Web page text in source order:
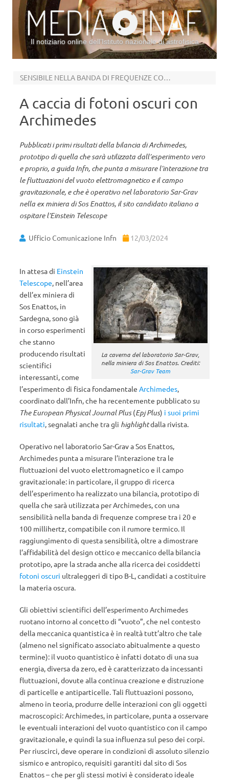
Il notiziario online dell’Istituto nazionale di astrofisica
SENSIBILE NELLA BANDA DI FREQUENZE COMPRESE TRA I 20 E 100 MILLIHERTZ
A caccia di fotoni oscuri con
Archimedes
Pubblicati i primi risultati della bilancia di Archimedes,
prototipo di quella che sarà utilizzata dall’esperimento vero
e proprio, a guida Infn, che punta a misurare l’interazione tra
le fluttuazioni del vuoto elettromagnetico e il campo
gravitazionale, e che è operativo nel laboratorio Sar-Grav
nella ex miniera di Sos Enattos, il sito candidato italiano a
ospitare l’Einstein Telescope
Ufficio Comunicazione Infn 12/03/2024
La caverna del laboratorio Sar-Grav,
nella miniera di Sos Enattos. Crediti:
Sar-Grav Team
In attesa di Einstein
Telescope, nell’area
dell’ex miniera di
Sos Enattos, in
Sardegna, sono già
in corso esperimenti
che stanno
producendo risultati
scientifici
interessanti, come
l’esperimento di fisica fondamentale Archimedes,
coordinato dall’Infn, che ha recentemente pubblicato su
The European Physical Journal Plus(Epj Plus) i suoi primi
risultati, segnalati anche tra gli highlightdalla rivista.
Operativo nel laboratorio Sar-Grav a Sos Enattos,
Archimedes punta a misurare l’interazione tra le
fluttuazioni del vuoto elettromagnetico e il campo
gravitazionale: in particolare, il gruppo di ricerca
dell’esperimento ha realizzato una bilancia, prototipo di
quella che sarà utilizzata per Archimedes, con una
sensibilità nella banda di frequenze comprese tra i 20 e
100 millihertz, compatibile con il rumore termico. Il
raggiungimento di questa sensibilità, oltre a dimostrare
l’affidabilità del design ottico e meccanico della bilancia
prototipo, apre la strada anche alla ricerca dei cosiddetti
fotoni oscuri ultraleggeri di tipo B-L, candidati a costituire
la materia oscura.
Gli obiettivi scientifici dell’esperimento Archimedes
ruotano intorno al concetto di “vuoto”, che nel contesto
della meccanica quantistica è in realtà tutt’altro che tale
(almeno nel significato associato abitualmente a questo
termine): il vuoto quantistico è infatti dotato di una sua
energia, diversa da zero, ed è caratterizzato da incessanti
fluttuazioni, dovute alla continua creazione e distruzione
di particelle e antiparticelle. Tali fluttuazioni possono,
almeno in teoria, produrre delle interazioni con gli oggetti
macroscopici: Archimedes, in particolare, punta a osservare
le eventuali interazioni del vuoto quantistico con il campo
gravitazionale, e quindi la sua influenza sul peso dei corpi.
Per riuscirci, deve operare in condizioni di assoluto silenzio
sismico e antropico, requisiti garantiti dal sito di Sos
Enattos – che per gli stessi motivi è considerato ideale